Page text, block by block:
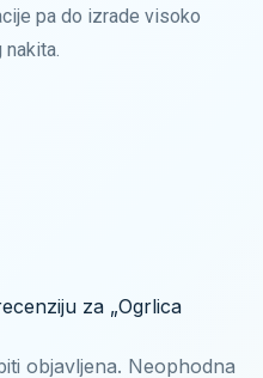
pa do izrade visoko
za „Ogrlica
objavljena. Neophodna